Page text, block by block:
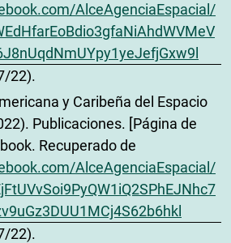
AlceAgenciaEspacial/
22).
y Caribeña del Espacio
Publicaciones. [Página de
Recuperado de
AlceAgenciaEspacial/
22).